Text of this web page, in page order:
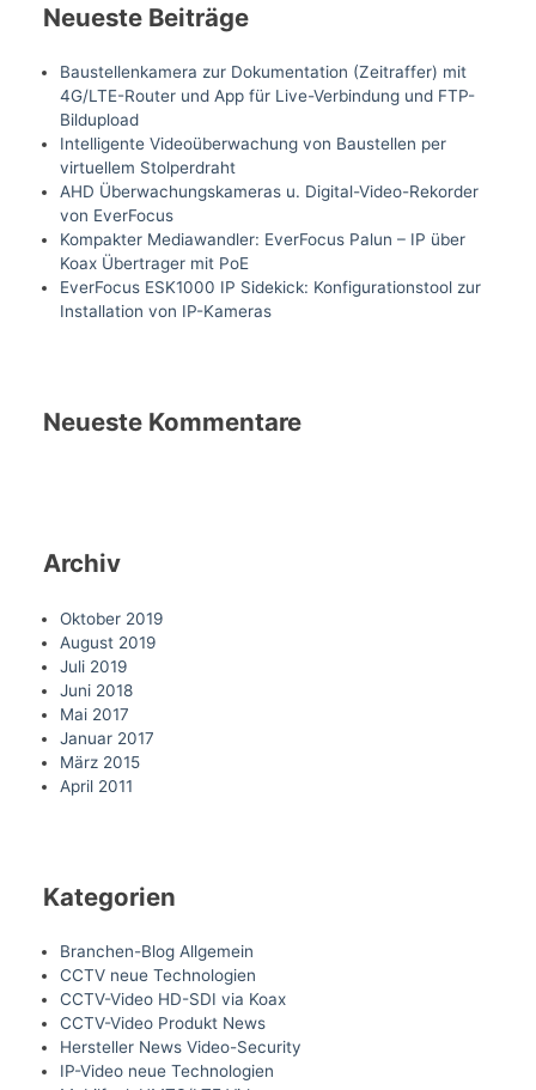
Neueste Beiträge
Baustellenkamera zur Dokumentation (Zeitraffer) mit
4G/LTE-Router und App für Live-Verbindung und FTP-
Bildupload
Intelligente Videoüberwachung von Baustellen per
virtuellem Stolperdraht
AHD Überwachungskameras u. Digital-Video-Rekorder
von EverFocus
Kompakter Mediawandler: EverFocus Palun – IP über
Koax Übertrager mit PoE
EverFocus ESK1000 IP Sidekick: Konfigurationstool zur
Installation von IP-Kameras
Neueste Kommentare
Archiv
Oktober 2019
August 2019
Juli 2019
Juni 2018
Mai 2017
Januar 2017
März 2015
April 2011
Kategorien
Branchen-Blog Allgemein
CCTV neue Technologien
CCTV-Video HD-SDI via Koax
CCTV-Video Produkt News
Hersteller News Video-Security
IP-Video neue Technologien